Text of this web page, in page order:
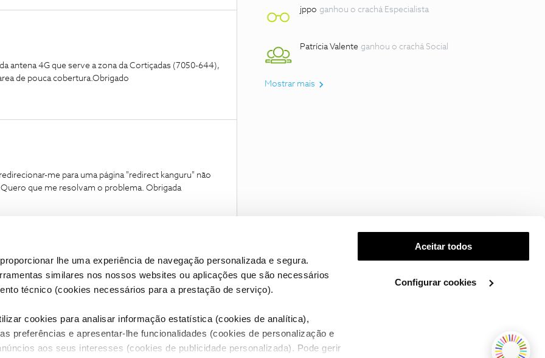
lhe uma experiência de navegação personalizada e segura.
similares nos nossos websites ou aplicações que são necessários
técnico (cookies necessários para a prestação de serviço).
cookies para analisar informação estatística (cookies de analítica),
preferências e apresentar-lhe funcionalidades (cookies de personalização e
aos seus interesses (cookies de publicidade personalizada). Pode gerir
Aceitar todos
Configurar cookies
mas foi-me garantido que seria contactado
de agosto e, até ao momento, não recebi qualquer
com base num compromisso assumido pela vossa
esta falta de acompanhamento, começo ser
antena 4G que serve a zona da Cortiçadas (7050-644),
de pouca cobertura.Obrigado
me para uma página "redirect kanguru" não
que me resolvam o problema. Obrigada
jppo ganhou o crachá Especialista
Patrícia Valente ganhou o crachá Social
Mostrar mais
Condições do Fórum NOS Accessibility statement